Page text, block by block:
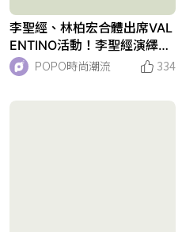
李聖經、林柏宏合體出席VAL
ENTINO活動！李聖經演繹BL
ACK TIE造型大露妖精美腿！
POPO時尚潮流 334